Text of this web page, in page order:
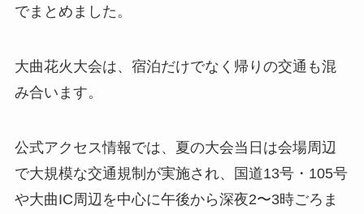
でまとめました。
大曲花火大会は、宿泊だけでなく帰りの交通も混
み合います。
公式アクセス情報では、夏の大会当日は会場周辺
で大規模な交通規制が実施され、国道13号・105号
や大曲IC周辺を中心に午後から深夜2〜3時ごろま